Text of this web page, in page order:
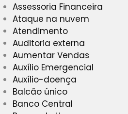
Assessoria Financeira
Ataque na nuvem
Atendimento
Auditoria externa
Aumentar Vendas
Auxílio Emergencial
Auxílio-doença
Balcão único
Banco Central